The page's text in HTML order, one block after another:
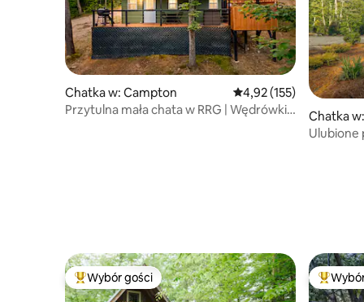
Chatka w: Campton Średnia ocena: 4,92 na
4,92 (155)
Przytulna mała chata w RRG | Wędrówki,
Chatka
Ulubione
Najpopularniejsze z kategorii Wybór gości
Wybór gości